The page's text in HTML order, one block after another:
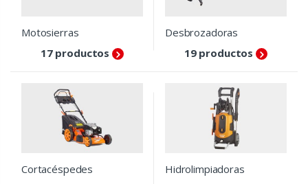
Motosierras
17 productos
Desbrozadoras
19 productos
Cortacéspedes
Hidrolimpiadoras